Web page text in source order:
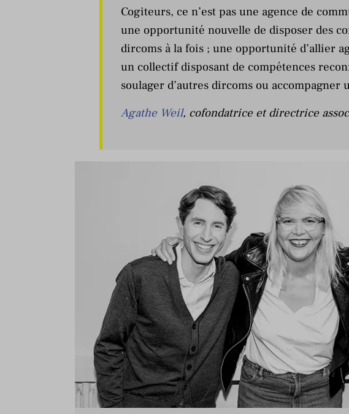
Cogiteurs, ce n’est pas une agence de
une opportunité nouvelle de disposer des
dircoms à la fois ; une opportunité d’allier
un collectif disposant de compétences
soulager d’autres dircoms ou
Agathe Weil, cofondatrice et directrice